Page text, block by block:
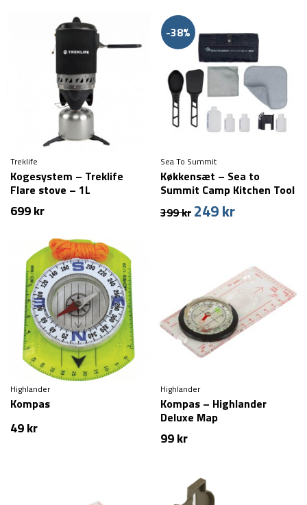
var:
1.499 kr.
er:
999 kr.
Treklife
Kogesystem – Treklife
Flare stove – 1L
699kr
-38%
Sea To Summit
Køkkensæt – Sea to
Summit Camp Kitchen Tool
Kit – 10 dele
399kr Den
249krDen
249 kr.
Highlander
Kompas
49kr
Highlander
Kompas – Highlander
Deluxe Map
99kr